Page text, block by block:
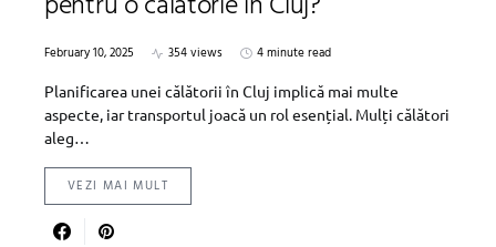
February 10, 2025 354 views
4 minute read
Planificarea unei călătorii în Cluj implică mai multe
aspecte, iar transportul joacă un rol esențial. Mulți călători
aleg…
VEZI MAI MULT